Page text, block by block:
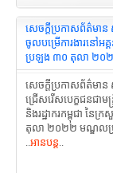
សេចក្ដីប្រកាសព័ត៌មាន
ចូលបម្រើការងារនៅអគ្
ប្រឡង ៣០ តុលា ២០
សេចក្ដីប្រកាសព័ត៌មា
ជ្រើសរើសបេក្ខជនជាម
និងរដ្ឋាករកម្ពុជា នៃ
តុលា ២០២២ មណ្ឌលប្
..អានបន្ត..